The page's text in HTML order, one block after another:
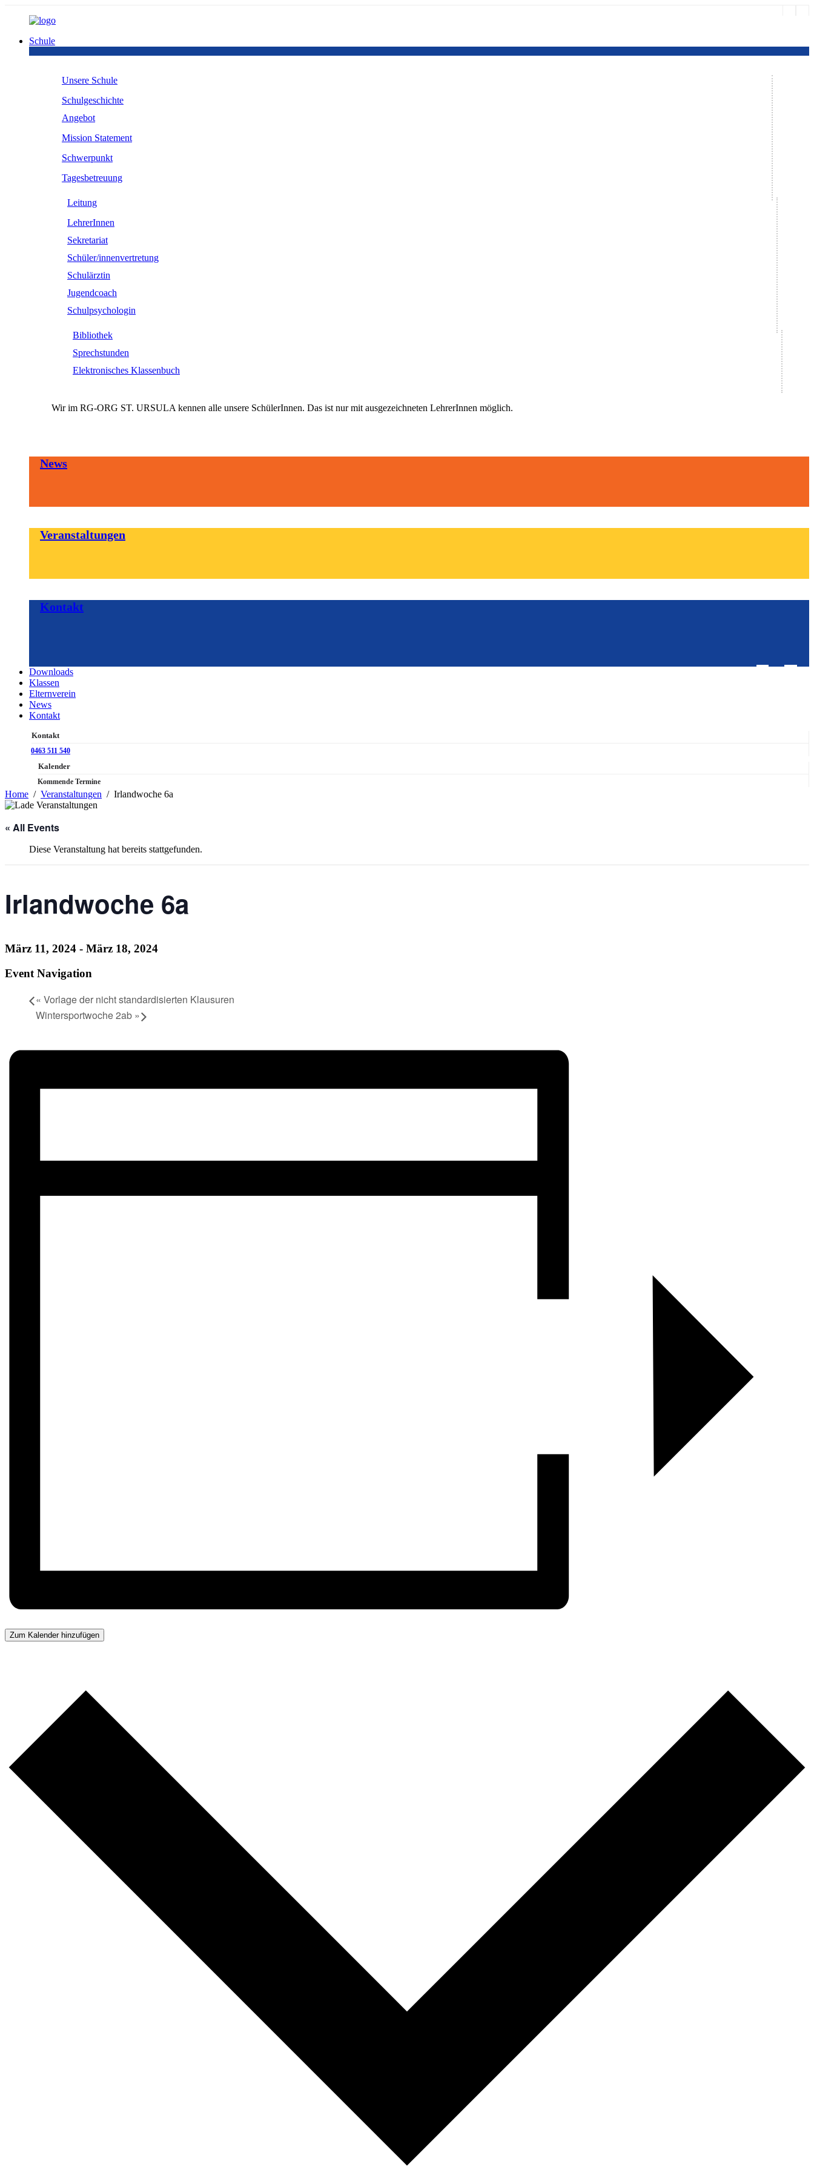
Schule
Unsere Schule
Schulgeschichte
Angebot
Mission Statement
Schwerpunkt
Tagesbetreuung
Leitung
LehrerInnen
Sekretariat
Schüler/innenvertretung
Schulärztin
Jugendcoach
Schulpsychologin
Bibliothek
Sprechstunden
Elektronisches Klassenbuch
Wir im RG-ORG ST. URSULA kennen alle unsere SchülerInnen. Das ist nur mit ausgezeichneten LehrerInnen möglich.
News
Veranstaltungen
Kontakt
Downloads
Klassen
Elternverein
News
Kontakt
Kontakt
0463 511 540
Kalender
Kommende Termine
Home Veranstaltungen Irlandwoche 6a
« All Events
Diese Veranstaltung hat bereits stattgefunden.
Irlandwoche 6a
März 11, 2024 - März 18, 2024
Event Navigation
« Vorlage der nicht standardisierten Klausuren
Wintersportwoche 2ab »
Zum Kalender hinzufügen